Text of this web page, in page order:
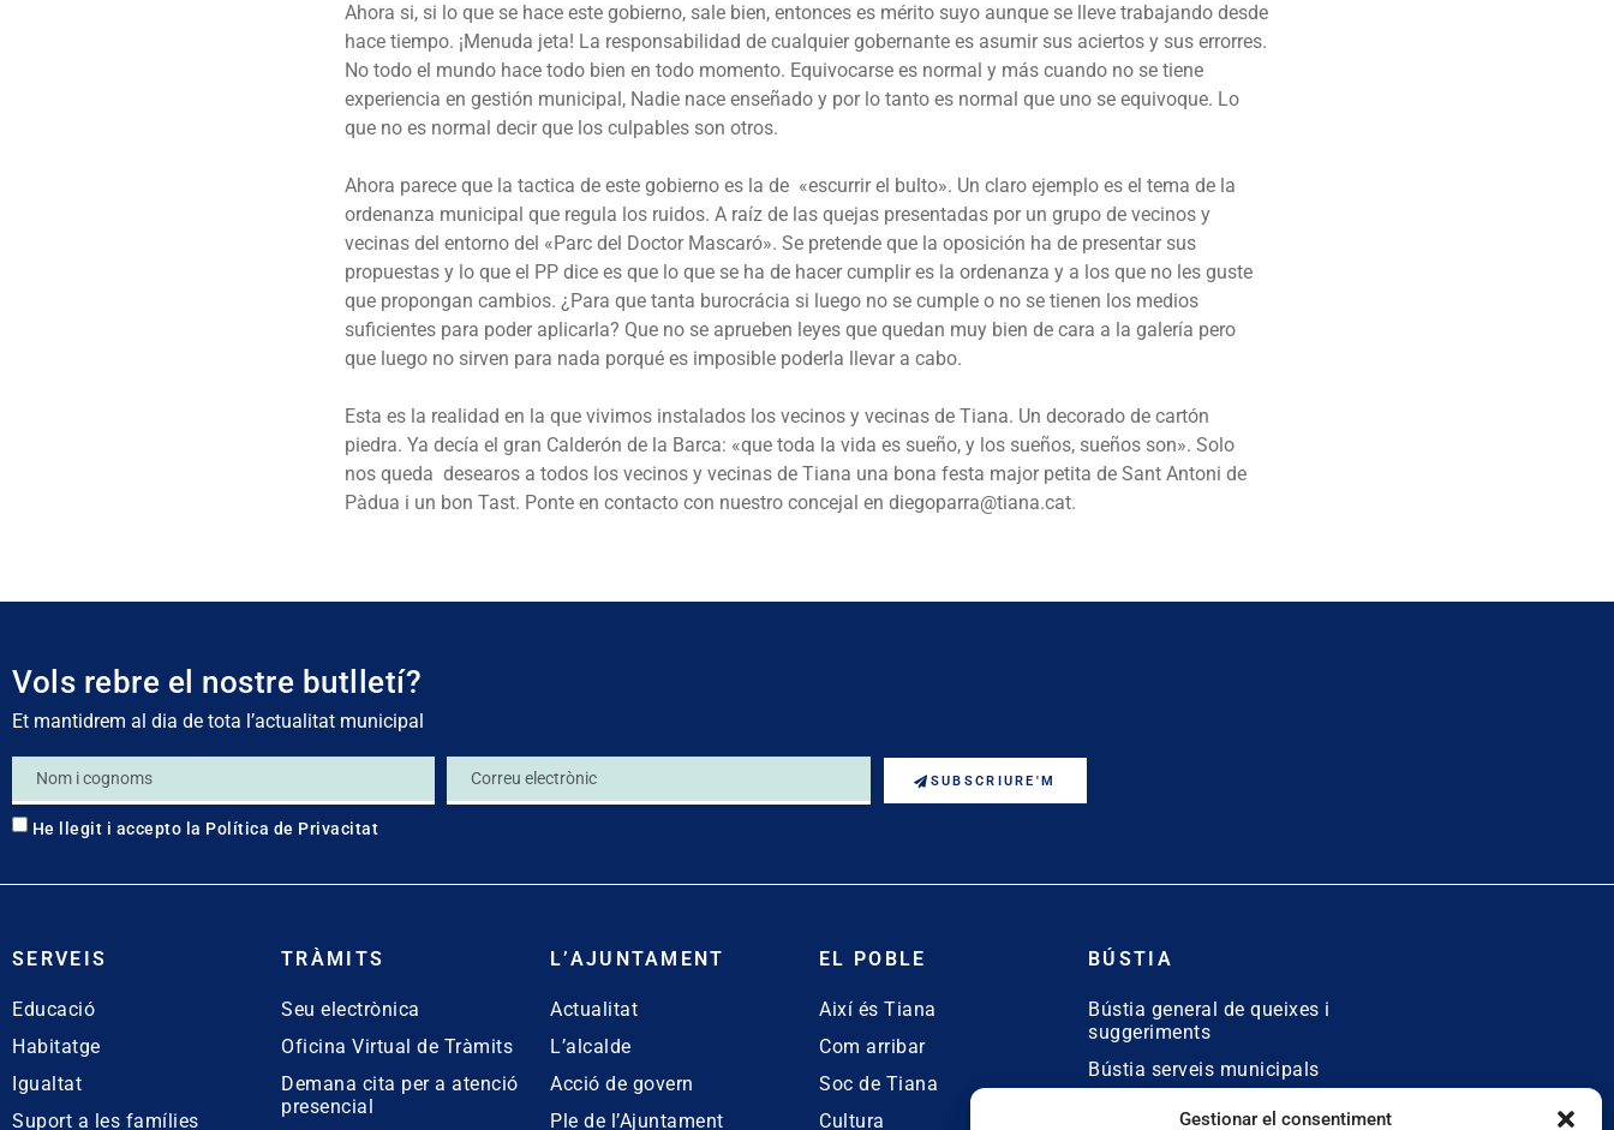
Gestionar el consentiment
Ahora si, si lo que se hace este gobierno, sale bien, entonces es mérito suyo aunque se lleve trabajando desde
hace tiempo. ¡Menuda jeta! La responsabilidad de cualquier gobernante es asumir sus aciertos y sus errorres.
No todo el mundo hace todo bien en todo momento. Equivocarse es normal y más cuando no se tiene
experiencia en gestión municipal, Nadie nace enseñado y por lo tanto es normal que uno se equivoque. Lo
que no es normal decir que los culpables son otros.
Ahora parece que la tactica de este gobierno es la de «escurrir el bulto». Un claro ejemplo es el tema de la
ordenanza municipal que regula los ruidos. A raíz de las quejas presentadas por un grupo de vecinos y
vecinas del entorno del «Parc del Doctor Mascaró». Se pretende que la oposición ha de presentar sus
propuestas y lo que el PP dice es que lo que se ha de hacer cumplir es la ordenanza y a los que no les guste
que propongan cambios. ¿Para que tanta burocrácia si luego no se cumple o no se tienen los medios
suficientes para poder aplicarla? Que no se aprueben leyes que quedan muy bien de cara a la galería pero
que luego no sirven para nada porqué es imposible poderla llevar a cabo.
Esta es la realidad en la que vivimos instalados los vecinos y vecinas de Tiana. Un decorado de cartón
piedra. Ya decía el gran Calderón de la Barca: «que toda la vida es sueño, y los sueños, sueños son». Solo
nos queda desearos a todos los vecinos y vecinas de Tiana una bona festa major petita de Sant Antoni de
Pàdua i un bon Tast. Ponte en contacto con nuestro concejal en diegoparra@tiana.cat.
Vols rebre el nostre butlletí?
Et mantidrem al dia de tota l’actualitat municipal
He llegit i accepto la Política de Privacitat
SUBSCRIURE'M
SERVEIS
Educació
Habitatge
Igualtat
Suport a les famílies
TRÀMITS
Seu electrònica
Oficina Virtual de Tràmits
Demana cita per a atenció
presencial
L’AJUNTAMENT
Actualitat
L’alcalde
Acció de govern
Ple de l’Ajuntament
EL POBLE
Així és Tiana
Com arribar
Soc de Tiana
Cultura
BÚSTIA
Bústia general de queixes i
suggeriments
Bústia serveis municipals
Bústia de queixes